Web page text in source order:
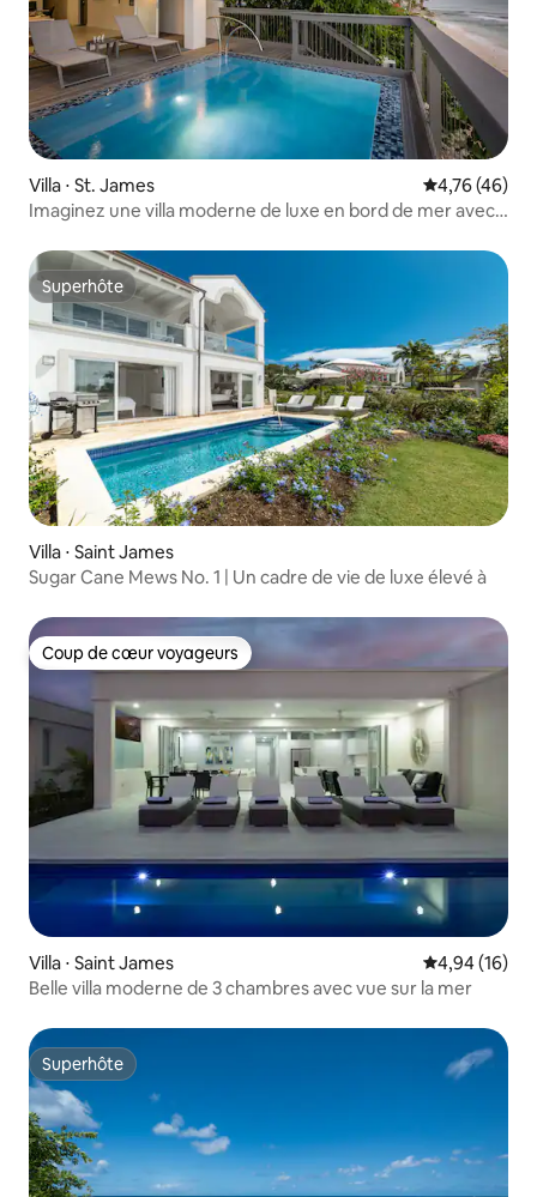
Villa ⋅ St. James Évaluation
4,76 (46)
Imaginez une villa moderne de luxe en bord de mer avec
Superhôte
Superhôte
Villa ⋅ Saint James
Sugar Cane Mews No. 1 | Un cadre de vie de luxe élevé à
Coup de cœur voyageurs
Coup de cœur voyageurs
Villa ⋅ Saint James Évaluation
4,94 (16)
Belle villa moderne de 3 chambres avec vue sur la mer
Superhôte
Superhôte